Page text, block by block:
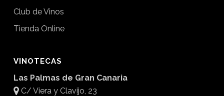
Club de Vinos
Tienda Online
VINOTECAS
Las Palmas de Gran Canaria
C/ Viera y Clavijo, 23